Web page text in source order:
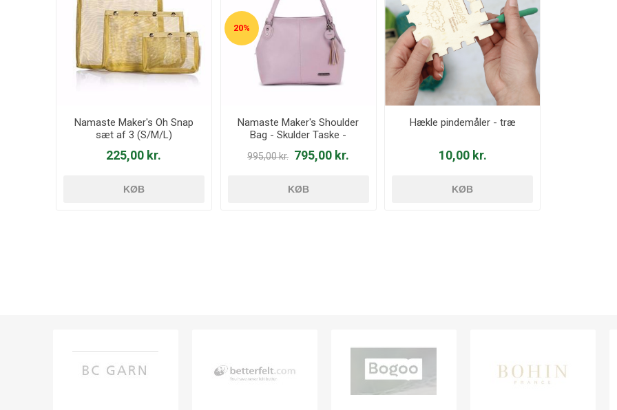
Namaste Maker's Oh Snap
sæt af 3 (S/M/L)
225,00 kr.
KØB
20%
Namaste Maker's Shoulder
Bag - Skulder Taske -
995,00 kr. 795,00 kr.
KØB
Hækle pindemåler - træ
10,00 kr.
KØB